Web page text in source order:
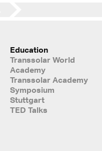
Education
Transsolar World
Academy
Transsolar Academy
Symposium
Stuttgart
TED Talks